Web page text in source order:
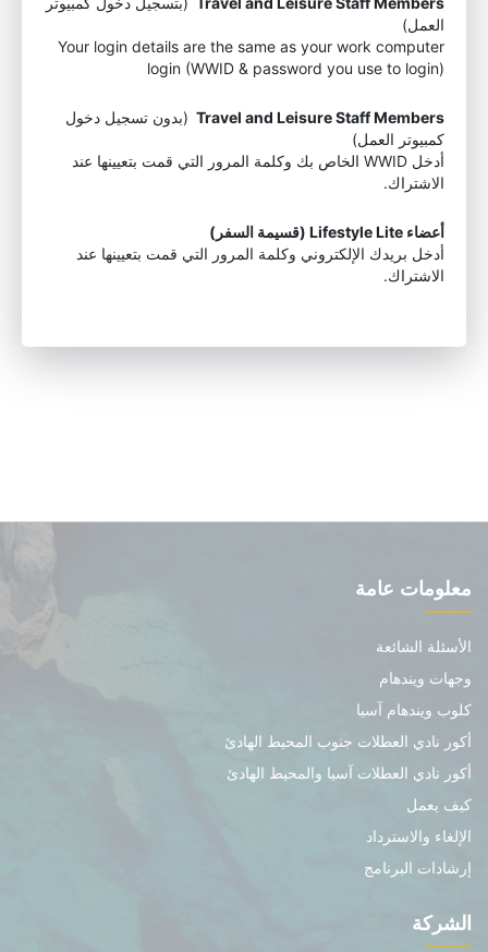
العمل)
Your login details are the same as your work computer
login (WWID & password you use to login)
Travel and Leisure Staff Members (بدون تسجيل دخول
كمبيوتر العمل)
أدخل WWID الخاص بك وكلمة المرور التي قمت بتعيينها عند
الاشتراك.
أعضاء Lifestyle Lite (قسيمة السفر)
أدخل بريدك الإلكتروني وكلمة المرور التي قمت بتعيينها عند
الاشتراك.
معلومات عامة
الأسئلة الشائعة
وجهات ويندهام
كلوب ويندهام آسيا
أكور نادي العطلات جنوب المحيط الهادئ
أكور نادي العطلات آسيا والمحيط الهادئ
كيف يعمل
الإلغاء والاسترداد
إرشادات البرنامج
الشركة